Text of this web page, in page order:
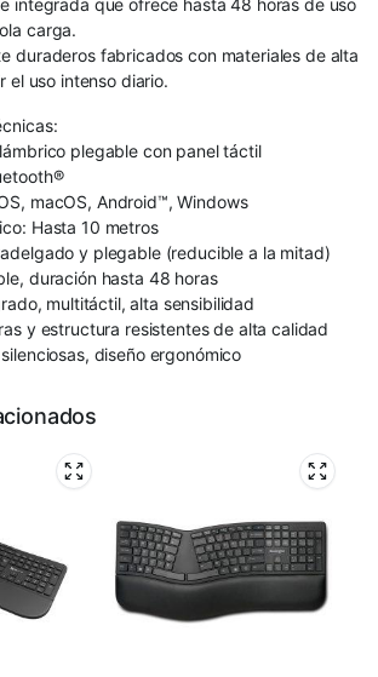
carga.
duraderos fabricados con materiales de alta
el uso intenso diario.
plegable con panel táctil
macOS, Android™, Windows
Hasta 10 metros
y plegable (reducible a la mitad)
duración hasta 48 horas
multitáctil, alta sensibilidad
y estructura resistentes de alta calidad
diseño ergonómico